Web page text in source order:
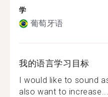
学
葡萄牙语
我的语言学习目标
I would like to sound
also want to increase...